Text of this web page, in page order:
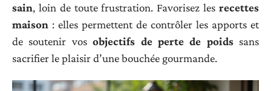
sain, loin de toute frustration. Favorisez les recettes
maison : elles permettent de contrôler les apports et
de soutenir vosobjectifs de perte de poidssans
sacrifier le plaisir d’une bouchée gourmande.